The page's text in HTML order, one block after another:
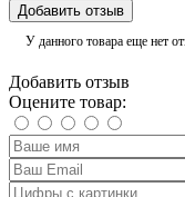
Добавить отзыв
У данного товара еще нет
Добавить отзыв
Оцените товар: